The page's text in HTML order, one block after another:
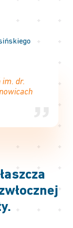
im. dr.